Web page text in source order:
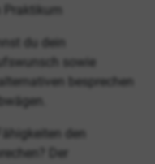
du dein
sowie
besprechen
den
Der